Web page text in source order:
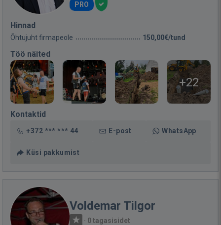
PRO
Hinnad
Õhtujuht firmapeole 150,00€/tund
Töö näited
+22
Kontaktid
+372 *** *** 44 E-post WhatsApp
Küsi pakkumist
Voldemar Tilgor
· 0 tagasisidet